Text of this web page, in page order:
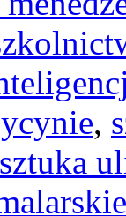
,
sztuka